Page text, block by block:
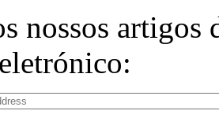
nossos artigos